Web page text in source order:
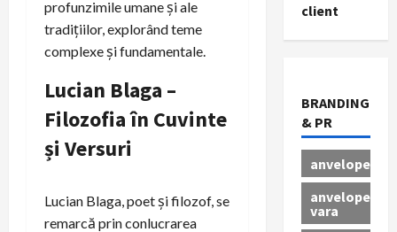
profunzimile umane și ale
tradițiilor, explorând teme
complexe și fundamentale.
Lucian Blaga –
Filozofia în Cuvinte
și Versuri
Lucian Blaga, poet și filozof, se
remarcă prin conlucrarea
client
BRANDING
& PR
anvelope
anvelope
vara